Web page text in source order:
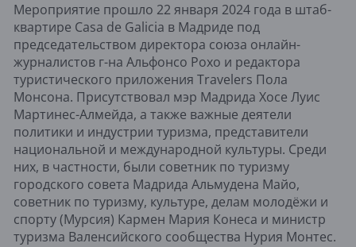
Мероприятие прошло 22 января 2024 года в штаб-
квартире Casa de Galicia в Мадриде под
председательством директора союза онлайн-
журналистов г-на Альфонсо Рохо и редактора
туристического приложения Travelers Пола
Монсона. Присутствовал мэр Мадрида Хосе Луис
Мартинес-Алмейда, а также важные деятели
политики и индустрии туризма, представители
национальной и международной культуры. Среди
них, в частности, были советник по туризму
городского совета Мадрида Альмудена Майо,
советник по туризму, культуре, делам молодёжи и
спорту (Мурсия) Кармен Мария Конеса и министр
туризма Валенсийского сообщества Нурия Монтес.